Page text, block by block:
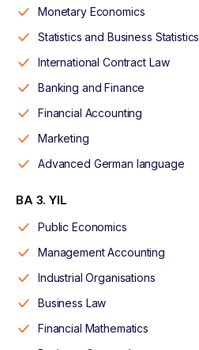
Monetary Economics
Statistics and Business Statistics
International Contract Law
Banking and Finance
Financial Accounting
Marketing
Advanced German language
BA 3. YIL
Public Economics
Management Accounting
Industrial Organisations
Business Law
Financial Mathematics